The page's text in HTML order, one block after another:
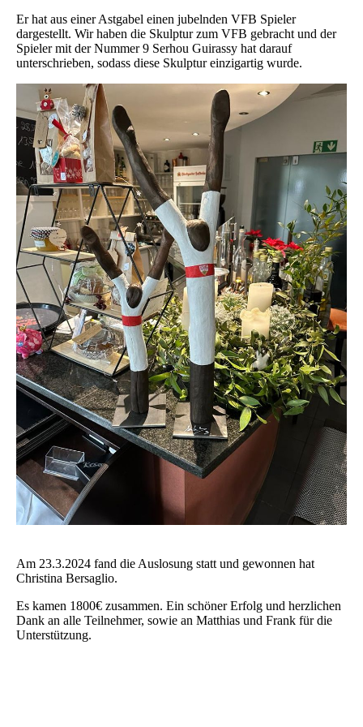
Er hat aus einer Astgabel einen jubelnden VFB Spieler
dargestellt. Wir haben die Skulptur zum VFB gebracht und der
Spieler mit der Nummer 9 Serhou Guirassy hat darauf
unterschrieben, sodass diese Skulptur einzigartig wurde.
Am 23.3.2024 fand die Auslosung statt und gewonnen hat
Christina Bersaglio.
Es kamen 1800€ zusammen. Ein schöner Erfolg und herzlichen
Dank an alle Teilnehmer, sowie an Matthias und Frank für die
Unterstützung.